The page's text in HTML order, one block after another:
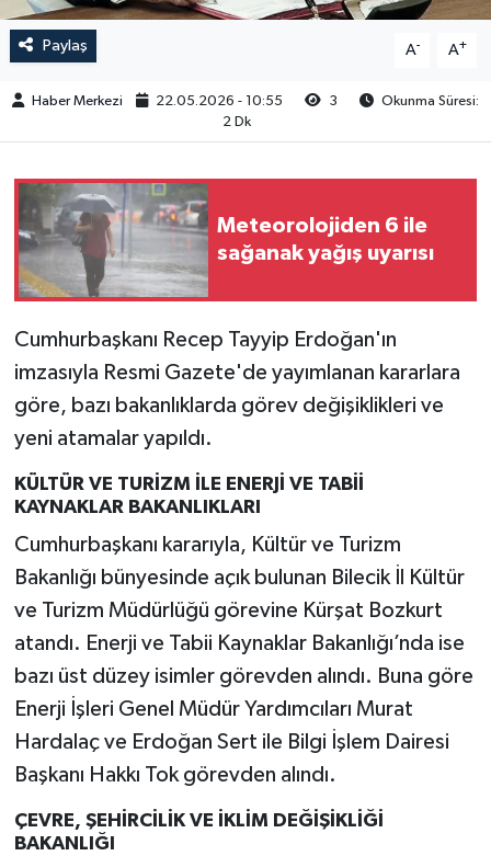
Paylaş A- A+
Haber Merkezi 22.05.2026 - 10:55 3
Okunma Süresi:
2 Dk
Meteorolojiden 6 ile
sağanak yağış uyarısı
Cumhurbaşkanı Recep Tayyip Erdoğan'ın
imzasıyla Resmi Gazete'de yayımlanan kararlara
göre, bazı bakanlıklarda görev değişiklikleri ve
yeni atamalar yapıldı.
KÜLTÜR VE TURİZM İLE ENERJİ VE TABİİ
KAYNAKLAR BAKANLIKLARI
Cumhurbaşkanı kararıyla, Kültür ve Turizm
Bakanlığı bünyesinde açık bulunan Bilecik İl Kültür
ve Turizm Müdürlüğü görevine Kürşat Bozkurt
atandı. Enerji ve Tabii Kaynaklar Bakanlığı’nda ise
bazı üst düzey isimler görevden alındı. Buna göre
Enerji İşleri Genel Müdür Yardımcıları Murat
Hardalaç ve Erdoğan Sert ile Bilgi İşlem Dairesi
Başkanı Hakkı Tok görevden alındı.
ÇEVRE, ŞEHİRCİLİK VE İKLİM DEĞİŞİKLİĞİ
BAKANLIĞI